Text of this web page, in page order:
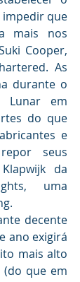
impedir que
mais nos
Cooper,
As
durante o
Lunar em
do que
e
seus
da
uma
decente
ano exigirá
mais alto
que em